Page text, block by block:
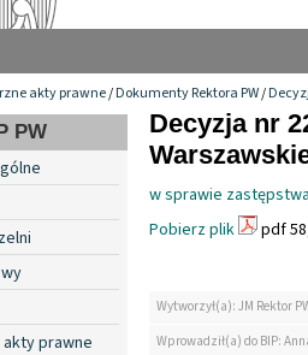
akty prawne/Dokumenty Rektora PW/
PW
prawne
Decyzja nr
w sprawie
Pobierz plik
pdf
Wytworzył(a): JM Rektor
Wprowadził(a) do BIP: